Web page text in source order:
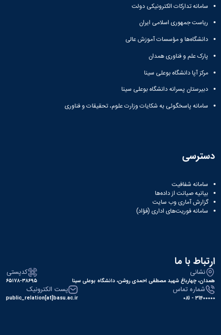
سامانه تدارکات الکترونیکی دولت
ریاست جمهوری اسلامی ایران
دانشگاه‌ها و مؤسسات آموزش عالی
پارک علم و فناوری همدان
مرکز آپا دانشگاه بوعلی سینا
دبیرستان پسرانه دانشگاه بوعلی سینا
سامانه پاسخگوئی به شکایات وزارت علوم، تحقیقات و فناوری
دسترسی
سامانه شفافیت
بیانیه صیانت از داده‌ها
گزارش آماری وب‌ سایت
سامانه فوریت‌های اداری (فؤاد)
ارتباط با ما
نشانی
همدان، چهارباغ شهید مصطفی احمدی روشن، دانشگاه بوعلی سینا
کدپستی
۶۵۱۷۸-۳۸۶۹۵
شماره تماس
31400000 - 081
پست الکترونیک
public_relation[at]basu.ac.ir